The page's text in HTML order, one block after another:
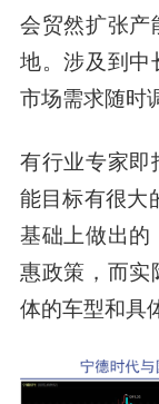
会贸然扩张产
地。涉及到中
市场需求随时
有行业专家即
能目标有很大
基础上做出的
惠政策，而实
体的车型和具